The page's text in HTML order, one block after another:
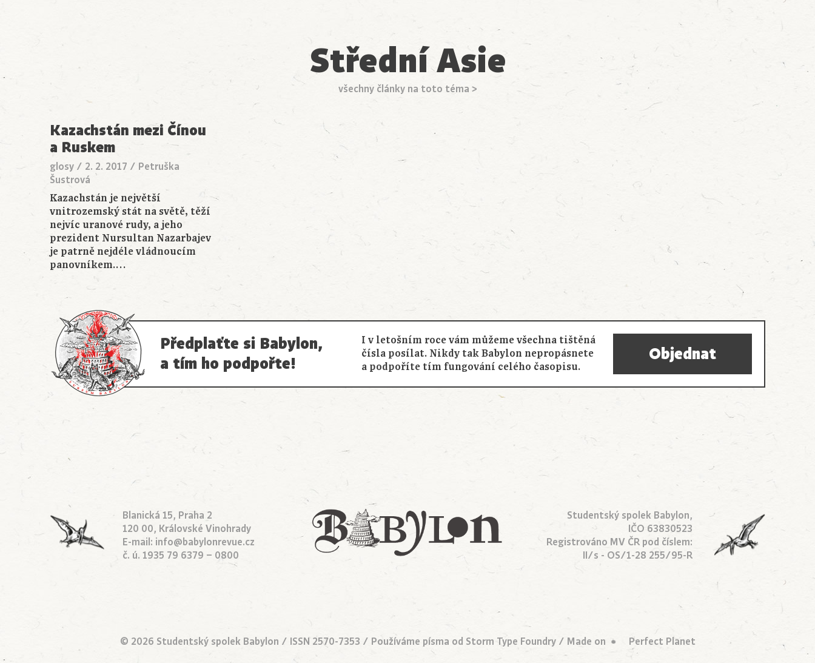
Střední Asie
všechny články na toto téma >
Kazachstán mezi Čínou
a Ruskem
glosy / 2. 2. 2017 / Petruška
Šustrová
Kazachstán je největší
vnitrozemský stát na světě, těží
nejvíc uranové rudy, a jeho
prezident Nursultan Nazarbajev
je patrně nejdéle vládnoucím
panovníkem.…
Předplaťte si Babylon,
a tím ho podpořte!
I v letošním roce vám můžeme všechna tištěná
čísla posílat. Nikdy tak Babylon nepropásnete
a podpoříte tím fungování celého časopisu.
Objednat
Blanická 15, Praha 2
120 00, Královské Vinohrady
E-mail: info@babylonrevue.cz
č. ú. 1935 79 6379 – 0800
Studentský spolek Babylon,
IČO 63830523
Registrováno MV ČR pod číslem:
II/s - OS/1-28 255/95-R
© 2026 Studentský spolek Babylon / ISSN 2570-7353 / Používáme písma od Storm Type Foundry/ Made on • Perfect Planet